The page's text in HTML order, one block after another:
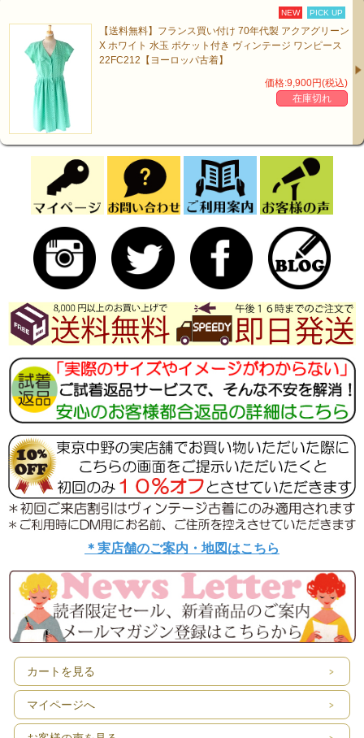
NEW PICK UP
【送料無料】フランス買い付け 70年代製 アクアグリーン
X ホワイト 水玉 ポケット付き ヴィンテージ ワンピース
22FC212【ヨーロッパ古着】
価格:9,900円(税込)
在庫切れ
＊実店舗のご案内・地図はこちら
カートを見る
マイページへ